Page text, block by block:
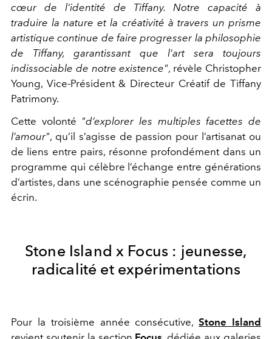
cœur de l'identité de Tiffany. Notre capacité à
traduire la nature et la créativité à travers un prisme
artistique continue de faire progresser la philosophie
de Tiffany, garantissant que l'art sera toujours
indissociable de notre existence", révèle Christopher
Young, Vice-Président & Directeur Créatif de Tiffany
Patrimony.
Cette volonté "d’explorer les multiples facettes de
l’amour", qu’il s’agisse de passion pour l’artisanat ou
de liens entre pairs, résonne profondément dans un
programme qui célèbre l’échange entre générations
d’artistes, dans une scénographie pensée comme un
écrin.
Stone Island x Focus : jeunesse,
radicalité et expérimentations
Pour la troisième année consécutive,Stone Island